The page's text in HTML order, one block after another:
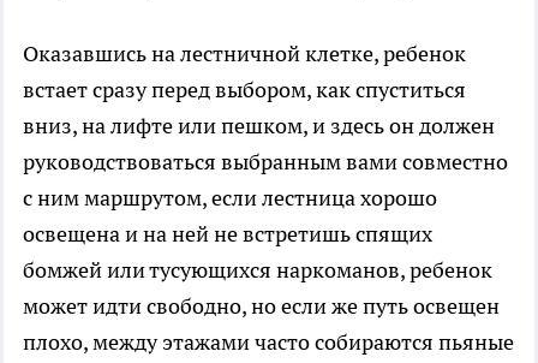
Оказавшись на лестничной клетке, ребенок
встает сразу перед выбором, как спуститься
вниз, на лифте или пешком, и здесь он должен
руководствоваться выбранным вами совместно
с ним маршрутом, если лестница хорошо
освещена и на ней не встретишь спящих
бомжей или тусующихся наркоманов, ребенок
может идти свободно, но если же путь освещен
плохо, между этажами часто собираются пьяные